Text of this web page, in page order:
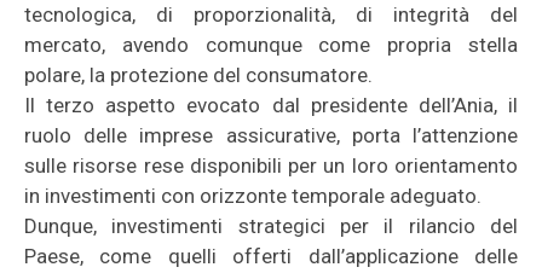
tecnologica, di proporzionalità, di integrità del
mercato, avendo comunque come propria stella
polare, la protezione del consumatore.
Il terzo aspetto evocato dal presidente dell’Ania, il
ruolo delle imprese assicurative, porta l’attenzione
sulle risorse rese disponibili per un loro orientamento
in investimenti con orizzonte temporale adeguato.
Dunque, investimenti strategici per il rilancio del
Paese, come quelli offerti dall’applicazione delle